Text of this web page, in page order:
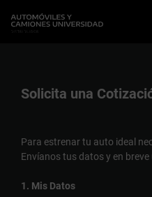
Solicita una
Para estrenar tu auto ideal
Envíanos tus datos y en
1. Mis Datos